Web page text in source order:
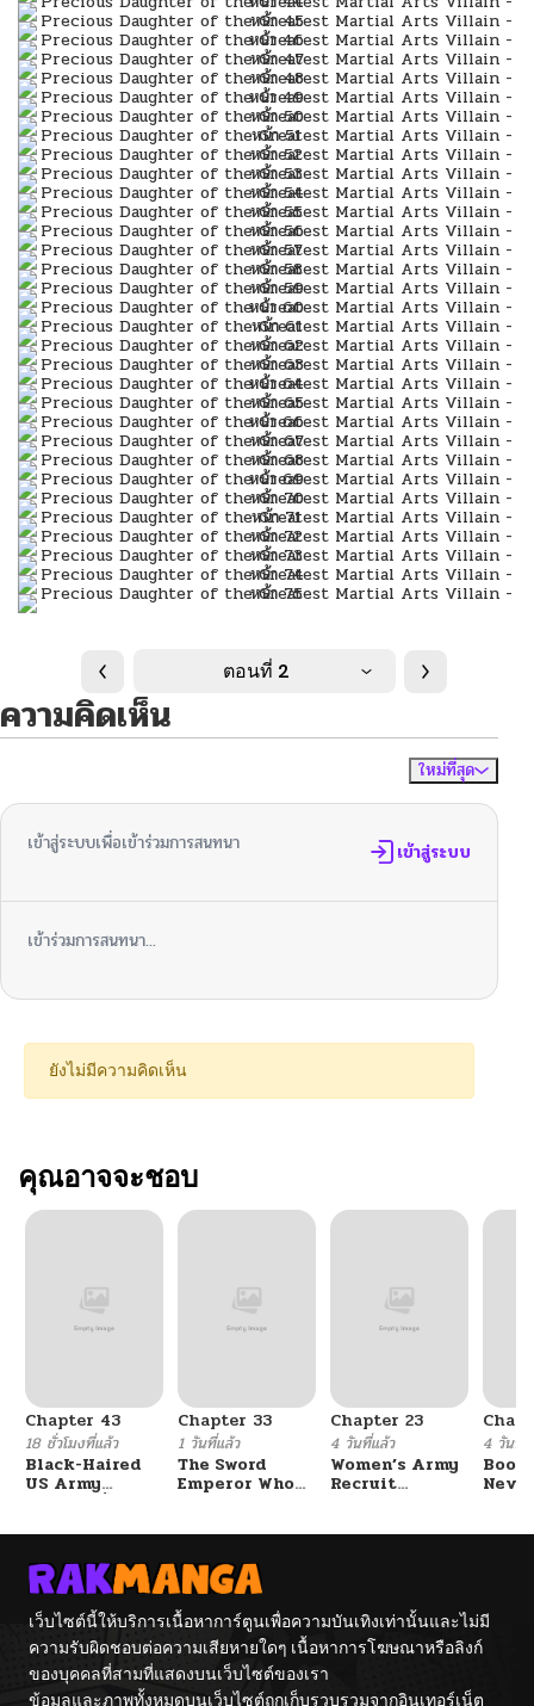
ตอนที่ 2
ความคิดเห็น
ใหม่ที่สุด
เข้าสู่ระบบเพื่อเข้าร่วมการสนทนา เข้าสู่ระบบ
เข้าร่วมการสนทนา...
ยังไม่มีความคิดเห็น
คุณอาจจะชอบ
Chapter 43
18 ชั่วโมงที่แล้ว
Black-Haired
US Army
Chapter 33
1 วันที่แล้ว
The Sword
Emperor Who
จักรพรรดิเทพดาบ
ผงาดเหนือชาติภพ
Chapter 23
4 วันที่แล้ว
Women’s Army
Recruit
4 วันที่
เว็บไซต์นี้ให้บริการเนื้อหาการ์ตูนเพื่อความบันเทิงเท่านั้นและไม่มี
ความรับผิดชอบต่อความเสียหายใดๆ เนื้อหาการโฆษณาหรือลิงก์
ของบุคคลที่สามที่แสดงบนเว็บไซต์ของเรา
ข้อมูลและภาพทั้งหมดบนเว็บไซต์ถูกเก็บรวบรวมจากอินเทอร์เน็ต